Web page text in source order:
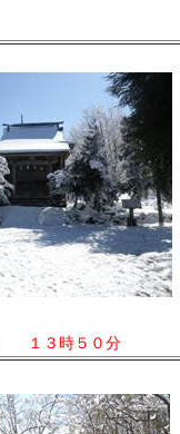
１３時５０分